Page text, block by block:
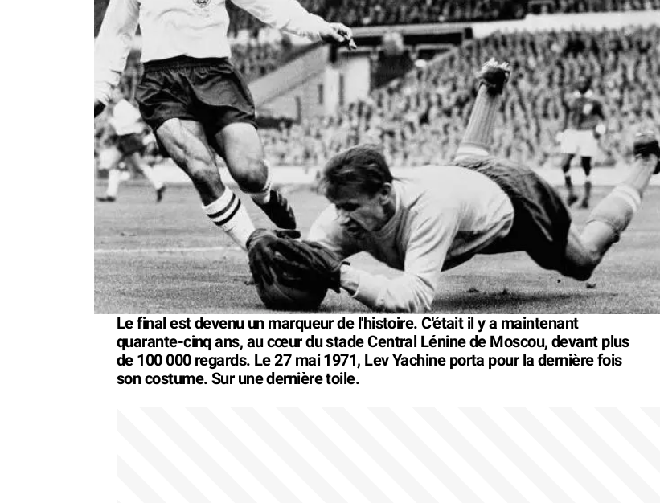
Le final est devenu un marqueur de l'histoire. C'était il y a maintenant
quarante-cinq ans, au cœur du stade Central Lénine de Moscou, devant plus
de 100 000 regards. Le 27 mai 1971, Lev Yachine porta pour la dernière fois
son costume. Sur une dernière toile.